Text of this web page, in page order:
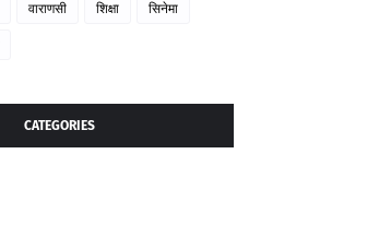
वाराणसी शिक्षा सिनेमा
CATEGORIES